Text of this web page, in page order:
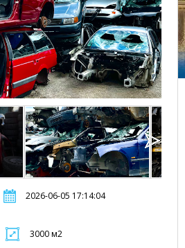
2026-06-05 17:14:04
3000 м2